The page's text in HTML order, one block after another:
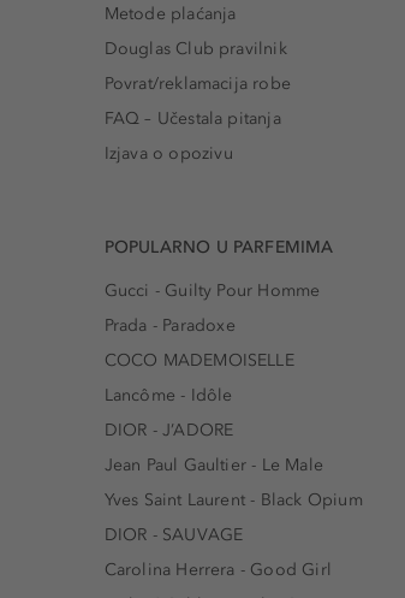
Metode plaćanja
Douglas Club pravilnik
Povrat/reklamacija robe
FAQ – Učestala pitanja
Izjava o opozivu
POPULARNO U PARFEMIMA
Gucci - Guilty Pour Homme
Prada - Paradoxe
COCO MADEMOISELLE
Lancôme - Idôle
DIOR - J’ADORE
Jean Paul Gaultier - Le Male
Yves Saint Laurent - Black Opium
DIOR - SAUVAGE
Carolina Herrera - Good Girl